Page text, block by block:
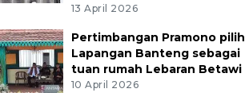
13 April 2026
Pertimbangan Pramono pilih
Lapangan Banteng sebagai
tuan rumah Lebaran Betawi
10 April 2026